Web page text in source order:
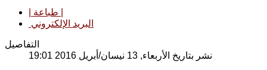
البريد الإلكتروني
التفاصيل
نشر بتاريخ الأربعاء, 13 نيسان/أبريل 2016 19:01